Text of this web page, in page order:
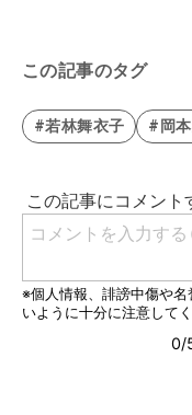
この記事のタグ
#若林舞衣子 #岡